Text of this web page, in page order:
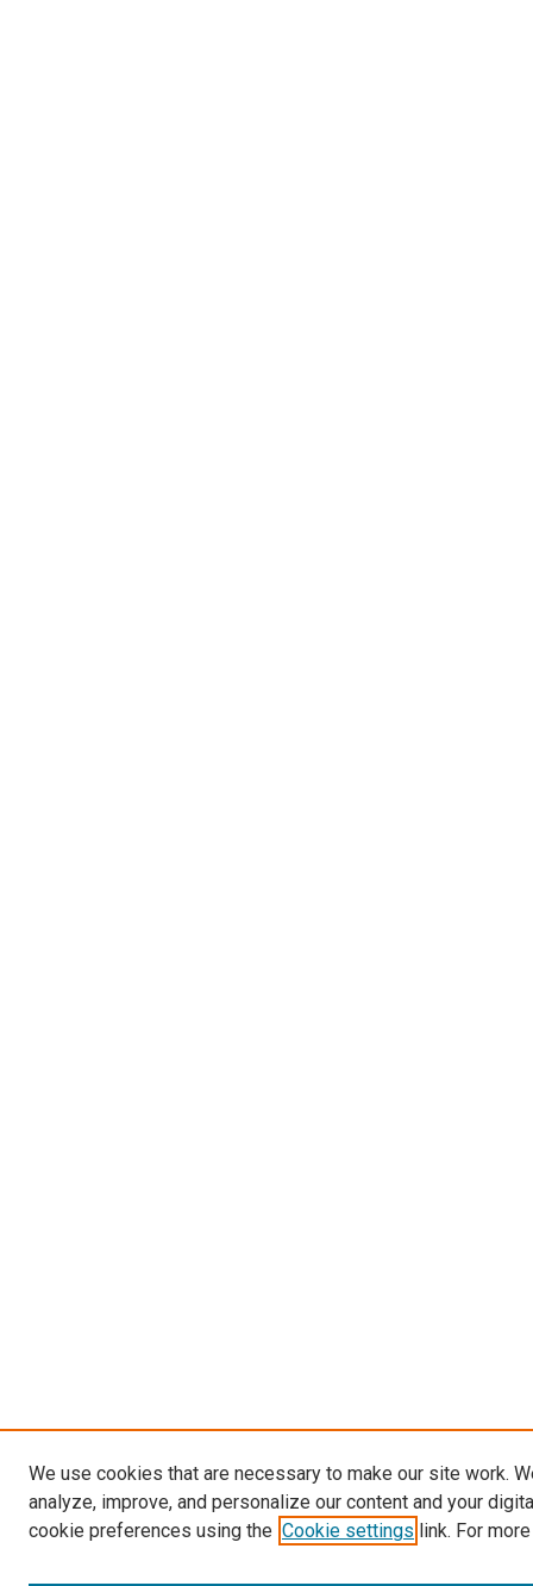
We use cookies that are necessary to make our site work.
analyze, improve, and personalize our content and your
cookie preferences using the Cookie settings link. For